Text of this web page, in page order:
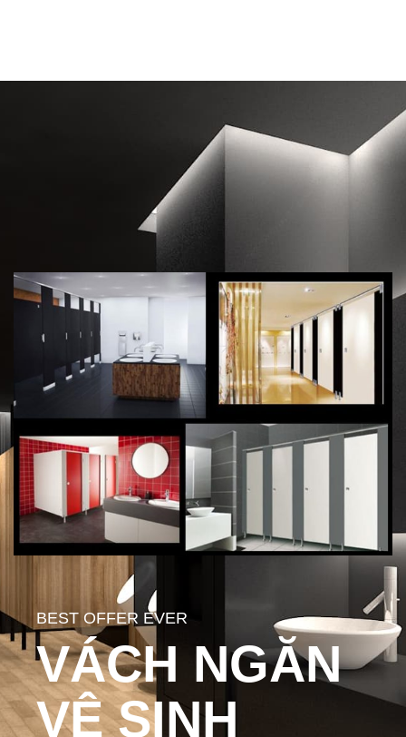
BEST OFFER EVER
VÁCH NGĂN
VỆ SINH